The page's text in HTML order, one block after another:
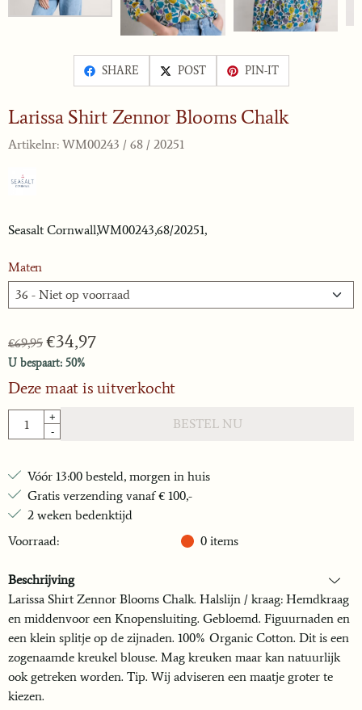
SHARE POST PIN-IT
Larissa Shirt Zennor Blooms Chalk
Artikelnr: WM00243 / 68 / 20251
Seasalt Cornwall,WM00243,68/20251,
Maten
€69,95 €34,97
U bespaart: 50%
Deze maat is uitverkocht
Aantal
+
-
BESTEL NU
Vóór 13:00 besteld, morgen in huis
Gratis verzending vanaf € 100,-
2 weken bedenktijd
Voorraad:
0 items
Beschrijving
Larissa Shirt Zennor Blooms Chalk. Halslijn / kraag: Hemdkraag
en middenvoor een Knopensluiting. Gebloemd. Figuurnaden en
een klein splitje op de zijnaden. 100% Organic Cotton. Dit is een
zogenaamde kreukel blouse. Mag kreuken maar kan natuurlijk
ook getreken worden. Tip. Wij adviseren een maatje groter te
kiezen.